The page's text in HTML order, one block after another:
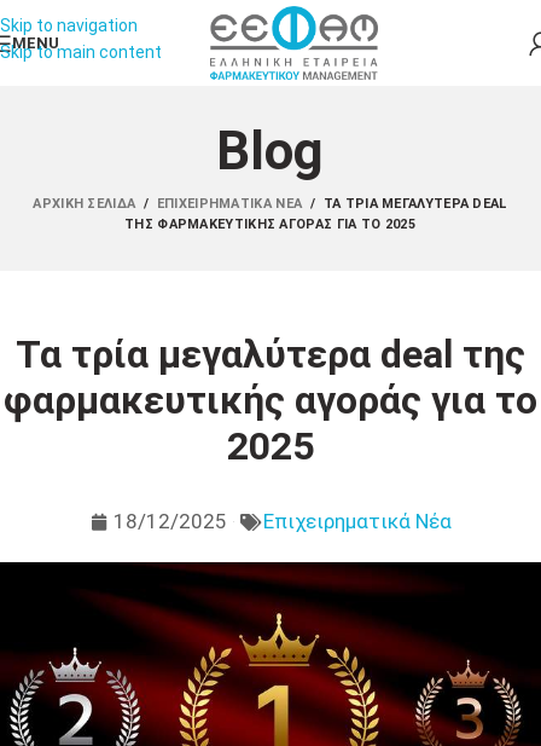
Skip to navigation
Skip to main content
MENU
Blog
ΑΡΧΙΚΉ ΣΕΛΊΔΑ / ΕΠΙΧΕΙΡΗΜΑΤΙΚΆ ΝΈΑ /
ΤΑ ΤΡΊΑ ΜΕΓΑΛΎΤΕΡΑ DEAL
ΤΗΣ ΦΑΡΜΑΚΕΥΤΙΚΉΣ ΑΓΟΡΆΣ ΓΙΑ ΤΟ 2025
Τα τρία μεγαλύτερα deal της
φαρμακευτικής αγοράς για το
2025
18/12/2025 Επιχειρηματικά Νέα